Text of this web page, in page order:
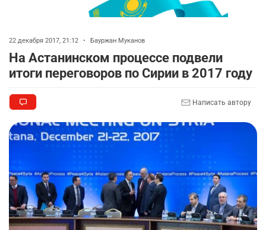
22 декабря 2017, 21:12 • Бауржан Муканов
На Астанинском процессе подвели
итоги переговоров по Сирии в 2017 году
Написать автору